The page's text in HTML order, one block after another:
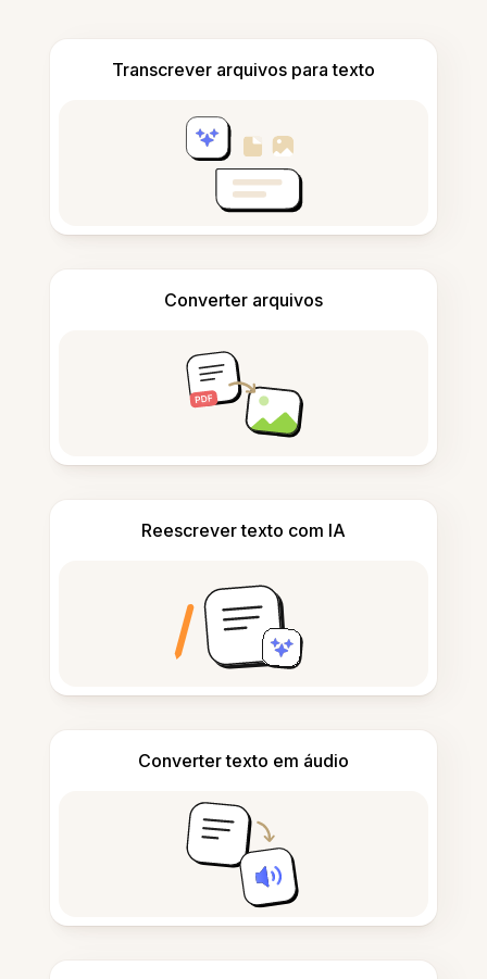
Transcrever arquivos para texto
Converter arquivos
Reescrever texto com IA
Converter texto em áudio